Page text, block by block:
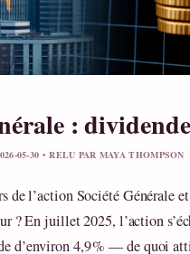
:
05-30 • RELU PAR MAYA THOMPSON
de l’action Société Générale
? En juillet 2025, l’action
d’environ 4,9 % — de quoi